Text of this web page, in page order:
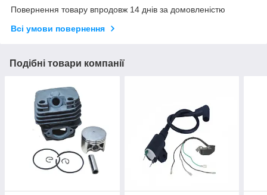
Повернення товару впродовж 14 днів за домовленістю
Всі умови повернення
Подібні товари компанії